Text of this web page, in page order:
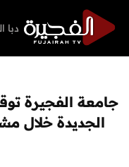
دبا
أم
جامعة الفجيرة
الجديدة خلال